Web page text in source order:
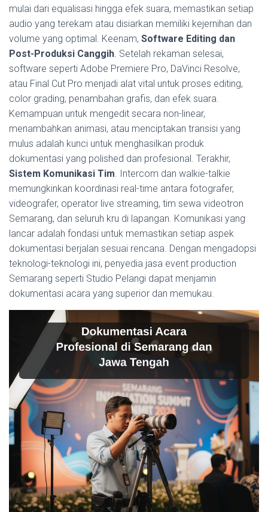
mulai dari equalisasi hingga efek suara, memastikan setiap
audio yang terekam atau disiarkan memiliki kejernihan dan
volume yang optimal. Keenam, Software Editing dan
Post-Produksi Canggih. Setelah rekaman selesai,
software seperti Adobe Premiere Pro, DaVinci Resolve,
atau Final Cut Pro menjadi alat vital untuk proses editing,
color grading, penambahan grafis, dan efek suara.
Kemampuan untuk mengedit secara non-linear,
menambahkan animasi, atau menciptakan transisi yang
mulus adalah kunci untuk menghasilkan produk
dokumentasi yang polished dan profesional. Terakhir,
Sistem Komunikasi Tim. Intercom dan walkie-talkie
memungkinkan koordinasi real-time antara fotografer,
videografer, operator live streaming, tim sewa videotron
Semarang, dan seluruh kru di lapangan. Komunikasi yang
lancar adalah fondasi untuk memastikan setiap aspek
dokumentasi berjalan sesuai rencana. Dengan mengadopsi
teknologi-teknologi ini, penyedia jasa event production
Semarang seperti Studio Pelangi dapat menjamin
dokumentasi acara yang superior dan memukau.